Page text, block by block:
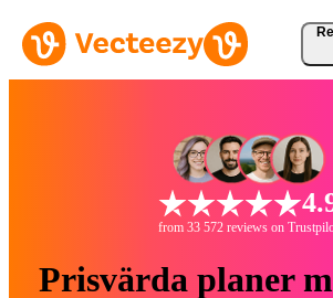
from 33 572 reviews on
Prisvärda planer